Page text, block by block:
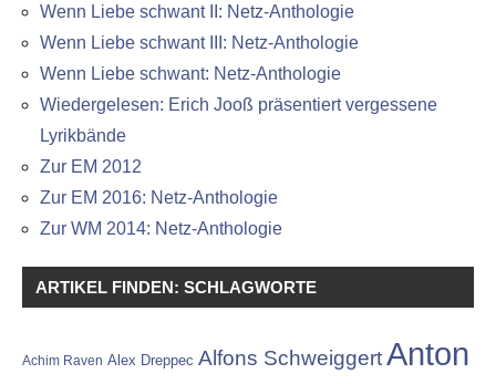
Wenn Liebe schwant II: Netz-Anthologie
Wenn Liebe schwant III: Netz-Anthologie
Wenn Liebe schwant: Netz-Anthologie
Wiedergelesen: Erich Jooß präsentiert vergessene
Lyrikbände
Zur EM 2012
Zur EM 2016: Netz-Anthologie
Zur WM 2014: Netz-Anthologie
ARTIKEL FINDEN: SCHLAGWORTE
Achim Raven Alex Dreppec Alfons Schweiggert Anton